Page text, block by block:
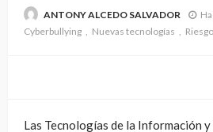
ANTONY ALCEDO SALVADOR
Cyberbullying
Nuevas tecnologías
Las Tecnologías de la Información